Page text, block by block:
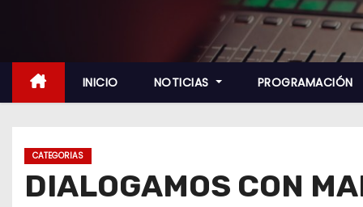
i
INICIO NOTICIAS PROGRAMACIÓN
CATEGORIAS
DIALOGAMOS CON